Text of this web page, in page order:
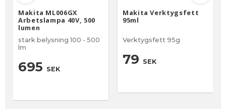
Makita ML006GX
Arbetslampa 40V, 500
lumen
stark belysning 100 - 500
lm
695 SEK
Makita Verktygsfett
95ml
Verktygsfett 95g
79 SEK